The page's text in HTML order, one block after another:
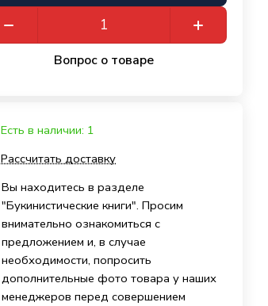
Вопрос о товаре
Есть в наличии: 1
Рассчитать доставку
Вы находитесь в разделе
"Букинистические книги". Просим
внимательно ознакомиться с
предложением и, в случае
необходимости, попросить
дополнительные фото товара у наших
менеджеров перед совершением